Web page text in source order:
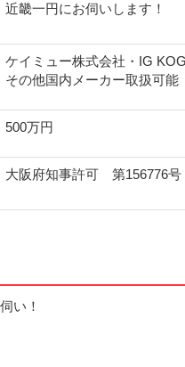
近畿一円にお伺いします！
ケイミュー株式会社・IG
その他国内メーカー取扱可能
500万円
大阪府知事許可 第156776号
い！